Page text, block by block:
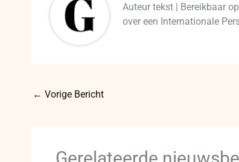
Auteur tekst | Bereikbaar
over een Internationale
← Vorige Bericht